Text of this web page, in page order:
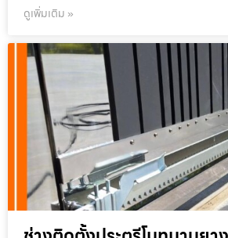
ดูเพิ่มเติม »